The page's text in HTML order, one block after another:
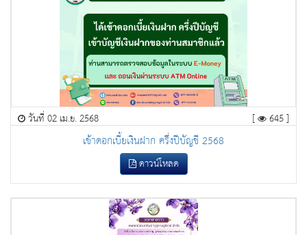
วันที่ 02 เม.ย. 2568 [ 645 ]
เข้าดอกเบี้ยเงินฝาก ครึ่งปีบัญชี 2568
ดาวน์โหลด